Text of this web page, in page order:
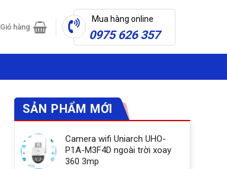
Giỏ hàng
Mua hàng online
0975 626 357
SẢN PHẨM MỚI
Camera wifi Uniarch UHO-
P1A-M3F4D ngoài trời xoay
360 3mp